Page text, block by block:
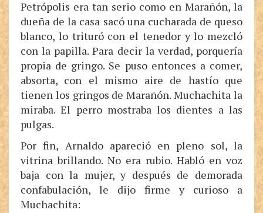
Petrópolis era tan serio como en Marañón, la
dueña de la casa sacó una cucharada de queso
blanco, lo trituró con el tenedor y lo mezcló
con la papilla. Para decir la verdad, porquería
propia de gringo. Se puso entonces a comer,
absorta, con el mismo aire de hastío que
tienen los gringos de Marañón. Muchachita la
miraba. El perro mostraba los dientes a las
pulgas.
Por fin, Arnaldo apareció en pleno sol, la
vitrina brillando. No era rubio. Habló en voz
baja con la mujer, y después de demorada
confabulación, le dijo firme y curioso a
Muchachita: